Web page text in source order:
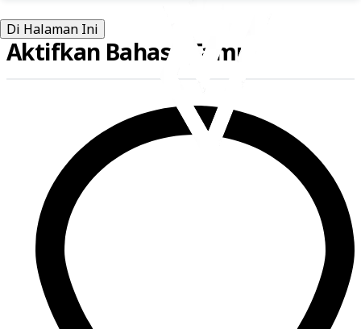
Di Halaman Ini
Aktifkan Bahasa Tamu